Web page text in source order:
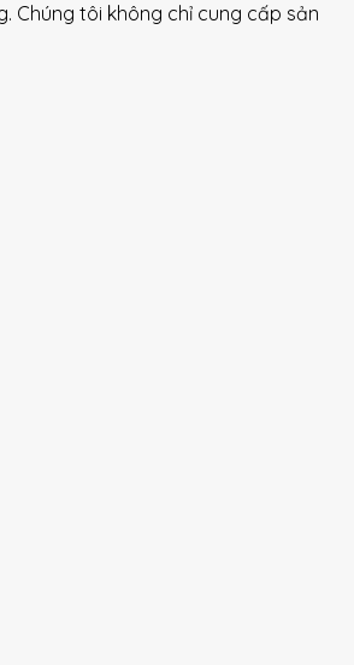
Chúng tôi không chỉ cung cấp sản